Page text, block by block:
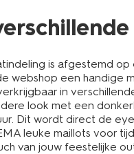
is afgestemd
webshop een
in
look met een
Dit wordt direct de
leuke maillots voor
van jouw feestelijke